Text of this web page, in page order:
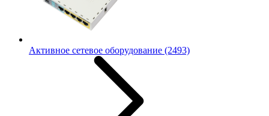
Активное сетевое оборудование (2493)